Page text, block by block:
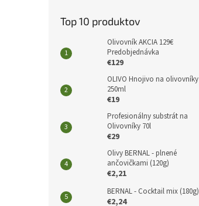
Top 10 produktov
Olivovník AKCIA 129€
Predobjednávka
€129
OLIVO Hnojivo na olivovníky
250ml
€19
Profesionálny substrát na
Olivovníky 70l
€29
Olivy BERNAL - plnené
ančovičkami (120g)
€2,21
BERNAL - Cocktail mix (180g)
€2,24